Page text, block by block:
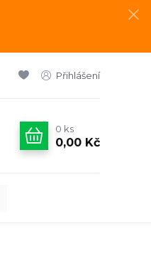
Přihlášení
0 ks
0,00 Kč